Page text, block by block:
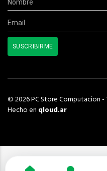
© 2026 PC Store Computacion -
Hecho en qloud.ar